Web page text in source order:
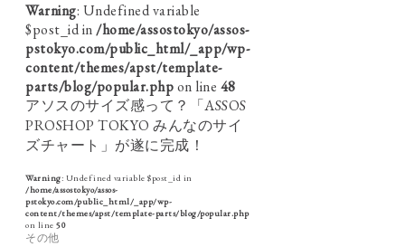
Warning: Undefined variable
$post_id in/home/assostokyo/assos-
pstokyo.com/public_html/_app/wp-
content/themes/apst/template-
parts/blog/popular.phpon line 48
アソスのサイズ感って？「ASSOS
PROSHOP TOKYO みんなのサイ
ズチャート」が遂に完成！
Warning: Undefined variable $post_id in
/home/assostokyo/assos-
pstokyo.com/public_html/_app/wp-
content/themes/apst/template-parts/blog/popular.php
on line 50
その他